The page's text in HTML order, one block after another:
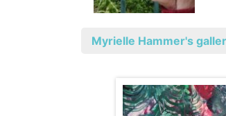
Myrielle Hammer's